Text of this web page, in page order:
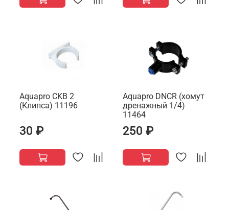
Aquapro CKB 2
(Клипса) 11196
30 ₽
Aquapro DNCR (хомут
дренажный 1/4)
11464
250 ₽